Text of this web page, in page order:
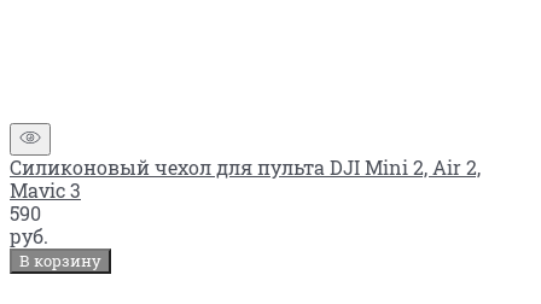
Силиконовый чехол для пульта DJI Mini 2, Air 2,
Mavic 3
590
руб.
В корзину